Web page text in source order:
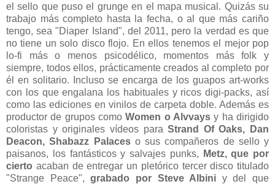
el sello que puso el grunge en el mapa musical. Quizás su
trabajo más completo hasta la fecha, o al que más cariño
tengo, sea "Diaper Island", del 2011, pero la verdad es que
no tiene un solo disco flojo. En ellos tenemos el mejor pop
lo-fi más o menos psicodélico, momentos más folk y
siempre, todos ellos, prácticamente creados al completo por
él en solitario. Incluso se encarga de los guapos art-works
con los que engalana los habituales y ricos digi-packs, así
como las ediciones en vinilos de carpeta doble. Además es
productor de grupos comoWomen o Alvvays y ha dirigido
coloristas y originales vídeos paraStrand Of Oaks, Dan
Deacon, Shabazz Palaceso sus compañeros de sello y
paisanos, los fantásticos y salvajes punks,
Metz, que por
cierto acaban de entregar un pletórico tercer disco titulado
"Strange Peace",grabado por Steve Albini y del que